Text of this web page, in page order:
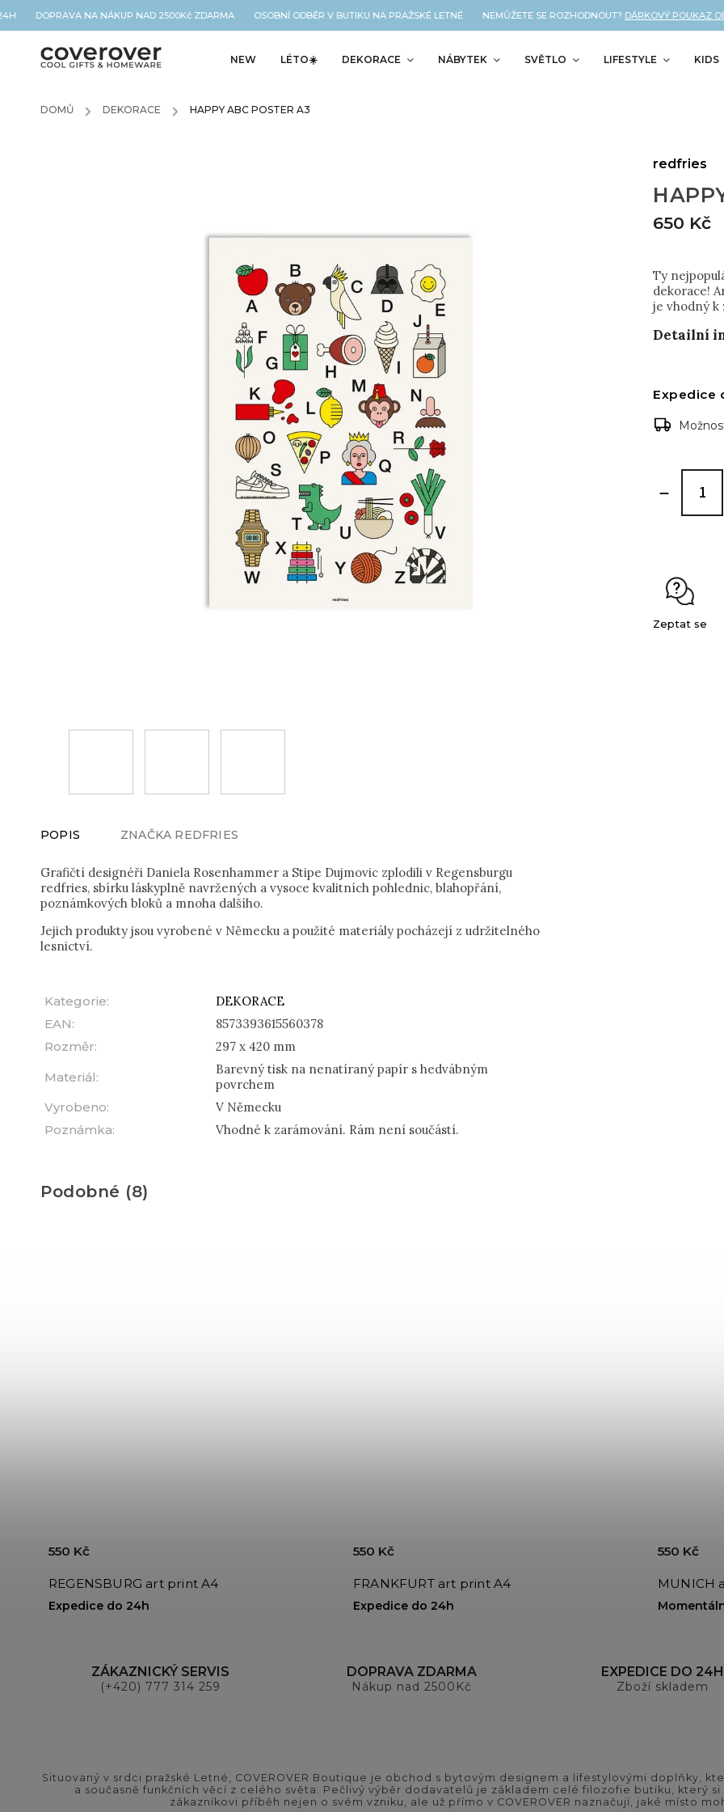
DOPRAVA NA NÁKUP NAD 2500Kč ZDARMA OSOBNÍ ODBĚR V BUTIKU NA PRAŽSKÉ LETNÉ NEMŮŽETE SE ROZHODNOUT?DÁRKOVÝ POUKAZ OD
NEW LÉTO☀️ DEKORACE NÁBYTEK SVĚTLO LIFESTYLE KIDS
DOMŮ / DEKORACE / HAPPY ABC POSTER A3
650 Kč
Ty
dekorace!
je vhodný k
Detailní
redfries
Expedice
Zeptat se
POPIS ZNAČKA REDFRIES
Grafičtí designéři Daniela Rosenhammer a Stipe Dujmovic zplodili v Regensburgu
redfries, sbírku láskyplně navržených a vysoce kvalitních pohlednic, blahopřání,
poznámkových bloků a mnoha dalšího.
Jejich produkty jsou vyrobené v Německu a použité materiály pocházejí z udržitelného
lesnictví.
Kategorie:
DEKORACE
EAN:
8573393615560378
Rozměr:
297 x 420 mm
Materiál:
Barevný tisk na nenatíraný papír s hedvábným
povrchem
Vyrobeno:
V Německu
Poznámka: Vhodné k zarámování. Rám není součástí.
Podobné (8)
REGENSBURG art print A4
Expedice do 24h
550 Kč
FRANKFURT art print A4
Expedice do 24h
550 Kč
MUNICH
550 Kč
ZÁKAZNICKÝ SERVIS
(+420) 777 314 259
DOPRAVA ZDARMA
Nákup nad 2500Kč
EXPEDICE DO 24H
Zboží skladem
Situovaný v srdci pražské Letné, COVEROVER Boutique je obchod s bytovým designem a lifestylovými doplňky,
a současně funkčních věcí z celého světa. Pečlivý výběr dodavatelů je základem celé filozofie butiku, který si
zákazníkovi příběh nejen o svém vzniku, ale už přímo v COVEROVER naznačují, jaké místo